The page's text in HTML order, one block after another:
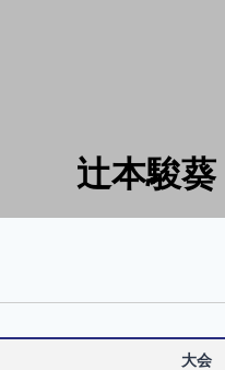
辻本駿葵
大会